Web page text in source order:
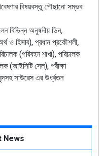
বিষয়বস্তু পৌছানো সম্ভব
বিভিন্ন অনুষদীয় ডিন,
ও হিসাব), প্রধান প্রকৌশলী,
(পরিবহন শাখা), পরিচালক
(আইসিটি সেল), পরীক্ষা
সাউরেস এর উর্ধ্বতন
News